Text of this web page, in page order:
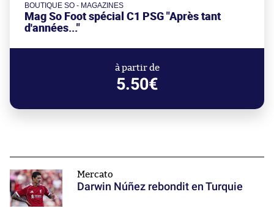
BOUTIQUE SO - MAGAZINES
Mag So Foot spécial C1 PSG "Après tant
d'années..."
à partir de
5.50€
Mercato
Darwin Núñez rebondit en Turquie